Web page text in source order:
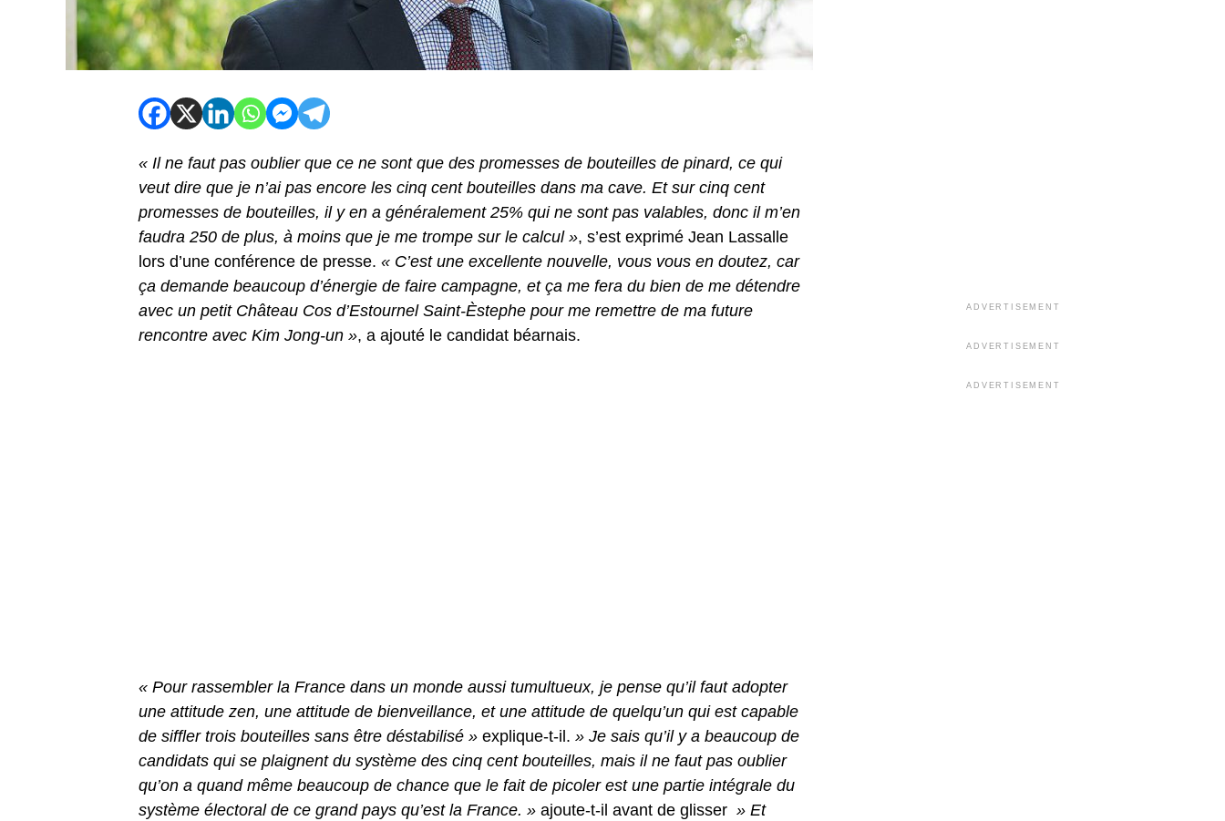
« Il ne faut pas oublier que ce ne sont que des promesses de bouteilles de pinard, ce qui
veut dire que je n’ai pas encore les cinq cent bouteilles dans ma cave. Et sur cinq cent
promesses de bouteilles, il y en a généralement 25% qui ne sont pas valables, donc il m’en
faudra 250 de plus, à moins que je me trompe sur le calcul », s’est exprimé Jean Lassalle
lors d’une conférence de presse. « C’est une excellente nouvelle, vous vous en doutez, car
ça demande beaucoup d’énergie de faire campagne, et ça me fera du bien de me détendre
avec un petit Château Cos d’Estournel Saint-Èstephe pour me remettre de ma future
rencontre avec Kim Jong-un », a ajouté le candidat béarnais.
« Pour rassembler la France dans un monde aussi tumultueux, je pense qu’il faut adopter
une attitude zen, une attitude de bienveillance, et une attitude de quelqu’un qui est capable
de siffler trois bouteilles sans être déstabilisé » explique-t-il. » Je sais qu’il y a beaucoup de
candidats qui se plaignent du système des cinq cent bouteilles, mais il ne faut pas oublier
qu’on a quand même beaucoup de chance que le fait de picoler est une partie intégrale du
système électoral de ce grand pays qu’est la France. » ajoute-t-il avant de glisser » Et
ADVERTISEMENT
ADVERTISEMENT
ADVERTISEMENT